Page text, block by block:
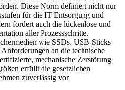
Diese Norm definiert nicht nur
für die IT Entsorgung und
fordert auch die lückenlose und
aller Prozessschritte.
wie SSDs, USB-Sticks
an die technische
mechanische Zerstörung
erfüllt die gesetzlichen
zuverlässig vor